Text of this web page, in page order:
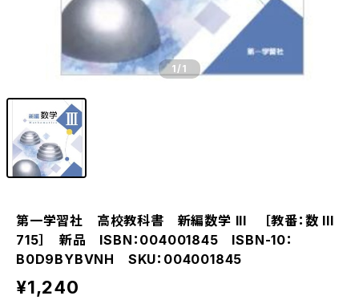
1 /1
第一学習社 高校教科書 新編数学 III ［教番：数 III
715］ 新品 ISBN：004001845 ISBN-10：
B0D9BYBVNH SKU：004001845
¥1,240